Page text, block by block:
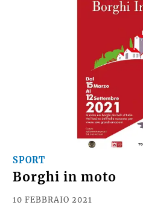
SPORT
Borghi in moto
10 FEBBRAIO 2021